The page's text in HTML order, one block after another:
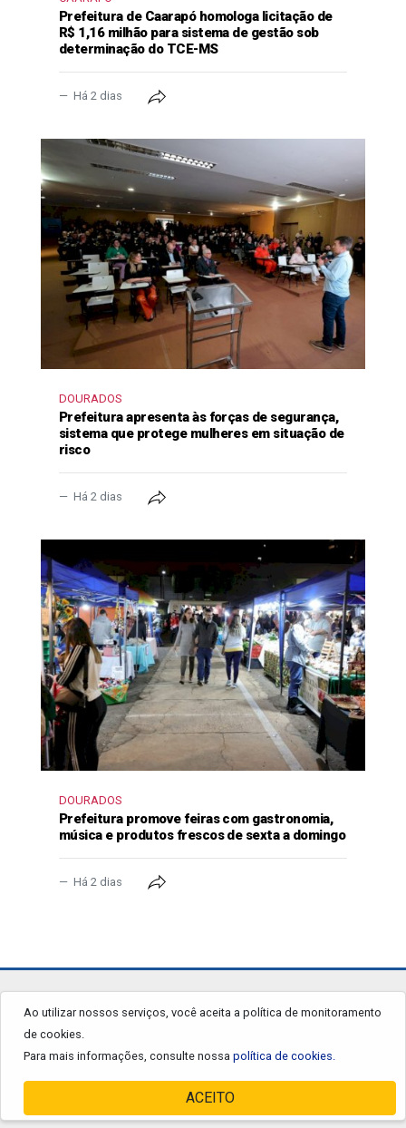
Prefeitura de Caarapó homologa licitação de
R$ 1,16 milhão para sistema de gestão sob
determinação do TCE-MS
Há 2 dias
DOURADOS
Prefeitura apresenta às forças de segurança,
sistema que protege mulheres em situação de
risco
Há 2 dias
DOURADOS
Prefeitura promove feiras com gastronomia,
música e produtos frescos de sexta a domingo
Há 2 dias
Ao utilizar nossos serviços, você aceita a política de monitoramento
de cookies.
Para mais informações, consulte nossa política de cookies.
ACEITO
jornalgrandourados.com.br